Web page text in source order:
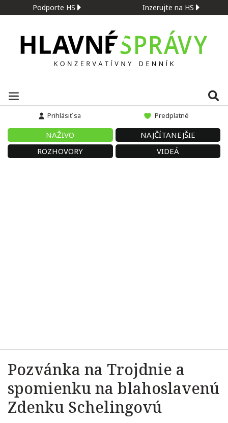
Podporte HS Inzerujte na HS
Prihlásiť sa Predplatné
NAŽIVO
NAJČÍTANEJŠIE
ROZHOVORY
VIDEÁ
Pozvánka na Trojdnie a
spomienku na blahoslavenú
Zdenku Schelingovú